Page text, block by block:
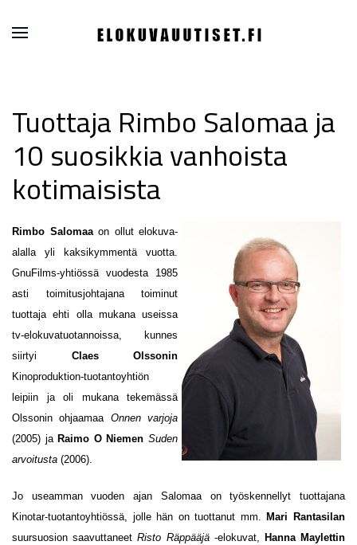
Tuottaja Rimbo Salomaa ja
10 suosikkia vanhoista
kotimaisista
Rimbo Salomaa on ollut elokuva-
alalla yli kaksikymmentä vuotta.
GnuFilms-yhtiössä vuodesta 1985
asti toimitusjohtajana toiminut
tuottaja ehti olla mukana useissa
tv-elokuvatuotannoissa, kunnes
siirtyi Claes Olssonin
Kinoproduktion-tuotantoyhtiön
leipiin ja oli mukana tekemässä
Olssonin ohjaamaa Onnen varjoja
(2005) ja Raimo O NiemenSuden
arvoitusta (2006).
Jo useamman vuoden ajan Salomaa on työskennellyt tuottajana
Kinotar-tuotantoyhtiössä, jolle hän on tuottanut mm. Mari Rantasilan
suursuosion saavuttaneetRisto Räppääjä -elokuvat, Hanna Maylettin